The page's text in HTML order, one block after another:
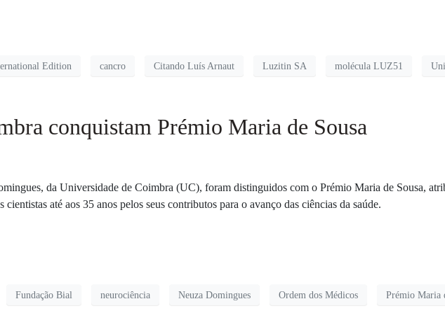
Edition cancro Citando Luís Arnaut Luzitin SA molécula LUZ51
conquistam Prémio Maria de Sousa
da Universidade de Coimbra (UC), foram distinguidos com o Prémio Maria de Sousa,
até aos 35 anos pelos seus contributos para o avanço das ciências da saúde.
Fundação Bial neurociência Neuza Domingues Ordem dos Médicos Prémio Maria